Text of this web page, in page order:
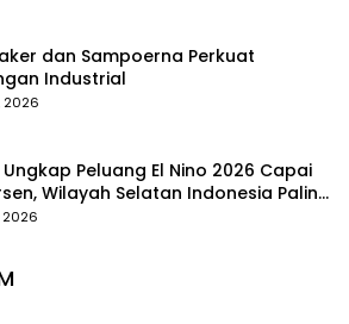
dan Sampoerna Perkuat
Industrial
2026
Ungkap Peluang El Nino 2026 Capai
Wilayah Selatan Indonesia Paling
2026